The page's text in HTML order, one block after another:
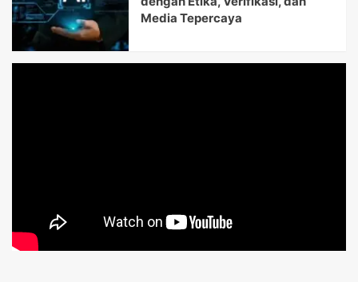
Media Tepercaya